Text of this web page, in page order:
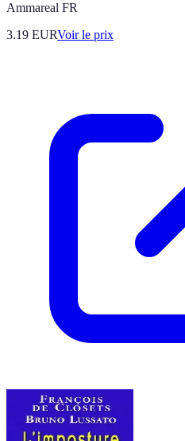
Ammareal FR
3.19 EURVoir le prix